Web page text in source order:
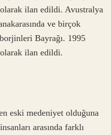
olarak ilan edildi. Avustralya
ve birçok
Bayrağı. 1995
olarak ilan edildi.
eski medeniyet olduğuna
arasında farklı